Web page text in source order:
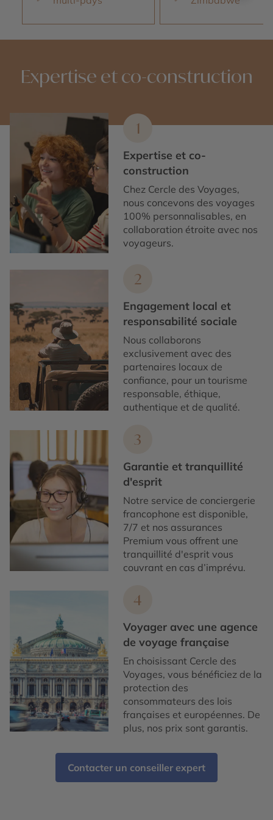
Expertise et co-construction
1
Expertise et co-
construction
Chez Cercle des Voyages,
nous concevons des voyages
100% personnalisables, en
collaboration étroite avec nos
voyageurs.
2
Engagement local et
responsabilité sociale
Nous collaborons
exclusivement avec des
partenaires locaux de
confiance, pour un tourisme
responsable, éthique,
authentique et de qualité.
3
Garantie et tranquillité
d'esprit
Notre service de conciergerie
francophone est disponible,
7/7 et nos assurances
Premium vous offrent une
tranquillité d'esprit vous
couvrant en cas d’imprévu.
4
Voyager avec une agence
de voyage française
En choisissant Cercle des
Voyages, vous bénéficiez de la
protection des
consommateurs des lois
françaises et européennes. De
plus, nos prix sont garantis.
Contacter un conseiller expert